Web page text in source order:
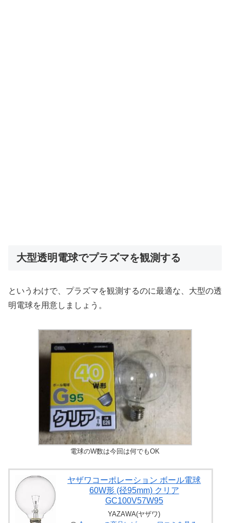
大型透明電球でプラズマを観測する
というわけで、プラズマを観測するのに最適な、大型の透
明電球を用意しましょう。
電球のW数は今回は何でもOK
ヤザワコーポレーション ボール電球
60W形 (径95mm) クリア
GC100V57W95
YAZAWA(ヤザワ)